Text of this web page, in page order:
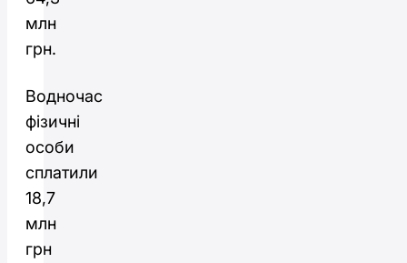
млн
грн.
Водночас
фізичні
особи
сплатили
18,7
млн
грн